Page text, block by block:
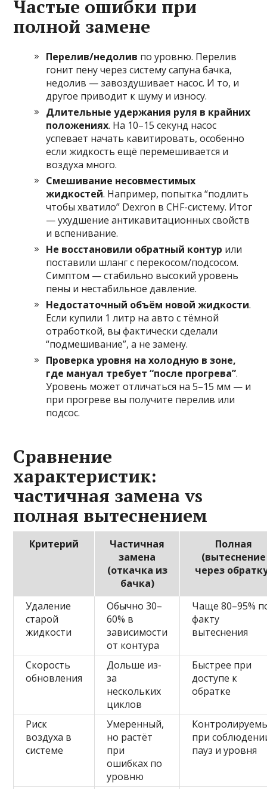
Частые ошибки при
полной замене
Перелив/недолив по уровню. Перелив
гонит пену через систему сапуна бачка,
недолив — завоздушивает насос. И то, и
другое приводит к шуму и износу.
Длительные удержания руля в крайних
положениях. На 10–15 секунд насос
успевает начать кавитировать, особенно
если жидкость ещё перемешивается и
воздуха много.
Смешивание несовместимых
жидкостей. Например, попытка “подлить
чтобы хватило” Dexron в CHF-систему. Итог
— ухудшение антикавитационных свойств
и вспенивание.
Не восстановили обратный контур или
поставили шланг с перекосом/подсосом.
Симптом — стабильно высокий уровень
пены и нестабильное давление.
Недостаточный объём новой жидкости.
Если купили 1 литр на авто с тёмной
отработкой, вы фактически сделали
“подмешивание”, а не замену.
Проверка уровня на холодную в зоне,
где мануал требует “после прогрева”.
Уровень может отличаться на 5–15 мм — и
при прогреве вы получите перелив или
подсос.
Сравнение
характеристик:
частичная замена vs
полная вытеснением
Критерий
Частичная
замена
(откачка из
бачка)
Полная
(вытеснение
через
Удаление
старой
жидкости
Обычно 30–
60% в
зависимости
от контура
Чаще 80–95%
факту
вытеснения
Скорость
обновления
Дольше из-
за
нескольких
циклов
Быстрее при
доступе к
обратке
Риск
воздуха в
системе
Умеренный,
но растёт
при
ошибках по
уровню
при
пауз и уровня